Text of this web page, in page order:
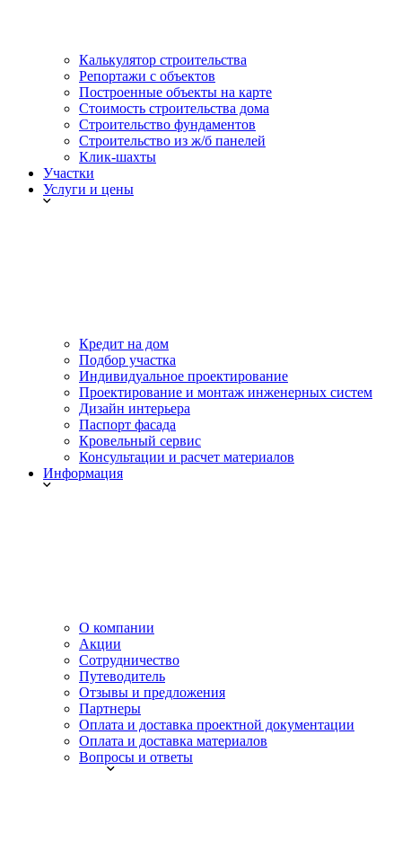
Калькулятор строительства
Репортажи с объектов
Построенные объекты на карте
Стоимость строительства дома
Строительство фундаментов
Строительство из ж/б панелей
Клик-шахты
Участки
Услуги и цены
Кредит на дом
Подбор участка
Индивидуальное проектирование
Проектирование и монтаж инженерных систем
Дизайн интерьера
Паспорт фасада
Кровельный сервис
Консультации и расчет материалов
Информация
О компании
Акции
Сотрудничество
Путеводитель
Отзывы и предложения
Партнеры
Оплата и доставка проектной документации
Оплата и доставка материалов
Вопросы и ответы